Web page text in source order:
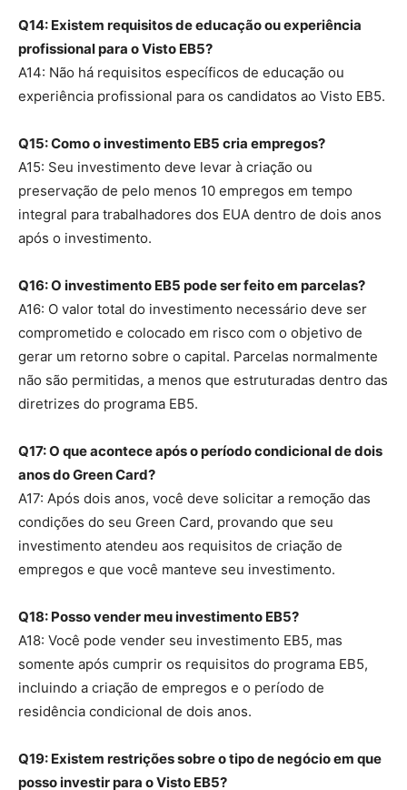
Q14: Existem requisitos de educação ou experiência
profissional para o Visto EB5?
A14: Não há requisitos específicos de educação ou
experiência profissional para os candidatos ao Visto EB5.
Q15: Como o investimento EB5 cria empregos?
A15: Seu investimento deve levar à criação ou
preservação de pelo menos 10 empregos em tempo
integral para trabalhadores dos EUA dentro de dois anos
após o investimento.
Q16: O investimento EB5 pode ser feito em parcelas?
A16: O valor total do investimento necessário deve ser
comprometido e colocado em risco com o objetivo de
gerar um retorno sobre o capital. Parcelas normalmente
não são permitidas, a menos que estruturadas dentro das
diretrizes do programa EB5.
Q17: O que acontece após o período condicional de dois
anos do Green Card?
A17: Após dois anos, você deve solicitar a remoção das
condições do seu Green Card, provando que seu
investimento atendeu aos requisitos de criação de
empregos e que você manteve seu investimento.
Q18: Posso vender meu investimento EB5?
A18: Você pode vender seu investimento EB5, mas
somente após cumprir os requisitos do programa EB5,
incluindo a criação de empregos e o período de
residência condicional de dois anos.
Q19: Existem restrições sobre o tipo de negócio em que
posso investir para o Visto EB5?